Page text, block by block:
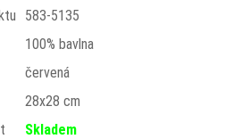
583-5135
100% bavlna
červená
28x28 cm
Skladem